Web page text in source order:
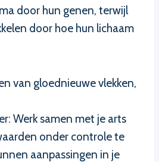
door hun genen, terwijl
door hoe hun lichaam
van gloednieuwe vlekken,
Werk samen met je arts
onder controle te
aanpassingen in je